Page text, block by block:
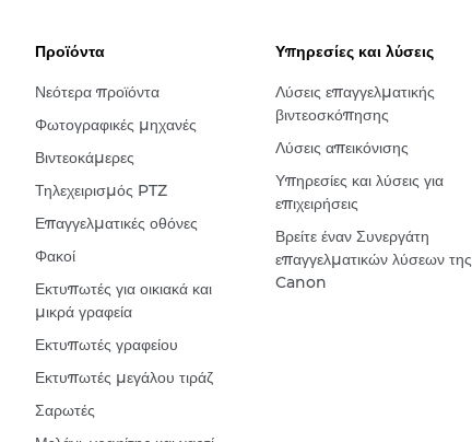
Προϊόντα
Νεότερα προϊόντα
Φωτογραφικές μηχανές
Βιντεοκάμερες
Τηλεχειρισμός PTZ
Επαγγελματικές οθόνες
Φακοί
Εκτυπωτές για οικιακά και
μικρά γραφεία
Εκτυπωτές γραφείου
Εκτυπωτές μεγάλου τιράζ
Σαρωτές
Υπηρεσίες και λύσεις
Λύσεις επαγγελματικής
βιντεοσκόπησης
Λύσεις απεικόνισης
Υπηρεσίες και λύσεις για
επιχειρήσεις
Βρείτε έναν Συνεργάτη
επαγγελματικών λύσεων της
Canon